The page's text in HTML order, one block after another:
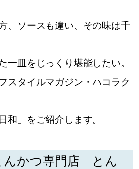
き方に触れたい】
、ソースも違い、その味は千
一皿をじっくり堪能したい。
スタイルマガジン・ハコラク
和」をご紹介します。
んかつ専門店 とん